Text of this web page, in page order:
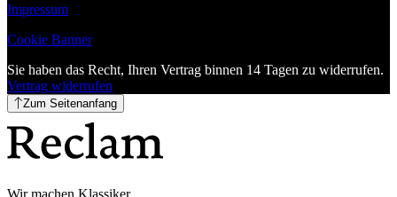
Impressum
Cookie Banner
Sie haben das Recht, Ihren Vertrag binnen 14 Tagen zu widerrufen.
Vertrag widerrufen
Zum Seitenanfang